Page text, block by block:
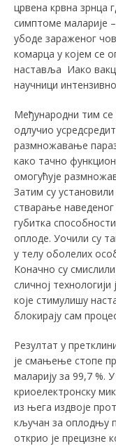
црвена крвна зрнца
симптоме маларије
убоде зараженог
комарца у којем се
наставља Иако
научници
Међународни тим
одлучио
размножавање
како тaчно
омогућује
Затим су
стварање
губитка
оплоде. Уочили су
у телу оболелих
Kоначно су
сличној
које стимулишу
блокирају сам
Резултат у
је смањење стопе
маларију за 99,7 %.
криоелектронску
из њега издвоје
кључан за оплодњу
открио је прецизне